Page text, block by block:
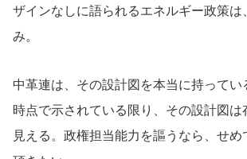
ザインなしに語られるエネルギー政策は
み。
中革連は、その設計図を本当に持ってい
時点で示されている限り、その設計図は
見える。政権担当能力を謳うなら、せめ